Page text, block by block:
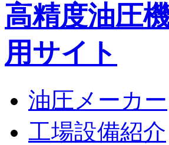
高精度油圧
用サイト
油圧メーカー
工場設備紹介